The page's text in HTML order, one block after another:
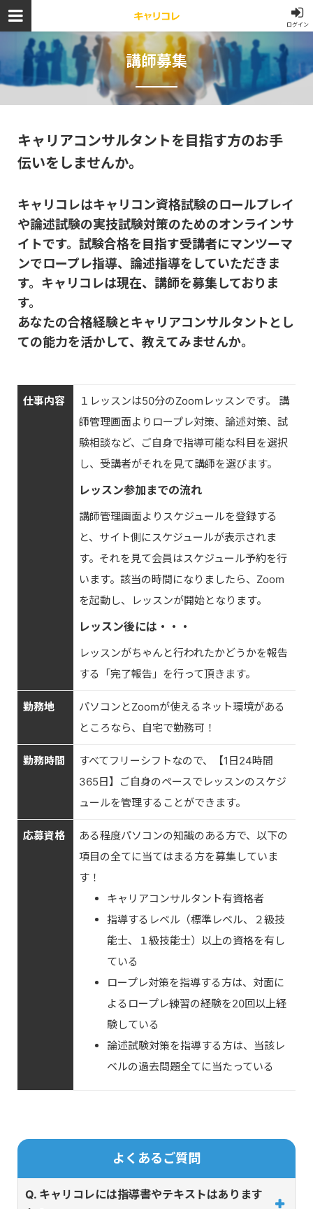
ログイン
講師募集
キャリアコンサルタントを目指す方のお手
伝いをしませんか。
キャリコレはキャリコン資格試験のロールプレイ
や論述試験の実技試験対策のためのオンラインサ
イトです。試験合格を目指す受講者にマンツーマ
ンでロープレ指導、論述指導をしていただきま
す。キャリコレは現在、講師を募集しておりま
す。
あなたの合格経験とキャリアコンサルタントとし
ての能力を活かして、教えてみませんか。
仕事内容
１レッスンは50分のZoomレッスンです。 講
師管理画面よりロープレ対策、論述対策、試
験相談など、ご自身で指導可能な科目を選択
し、受講者がそれを見て講師を選びます。
レッスン参加までの流れ
講師管理画面よりスケジュールを登録する
と、サイト側にスケジュールが表示されま
す。それを見て会員はスケジュール予約を行
います。該当の時間になりましたら、Zoom
を起動し、レッスンが開始となります。
レッスン後には・・・
レッスンがちゃんと行われたかどうかを報告
する「完了報告」を行って頂きます。
勤務地
パソコンとZoomが使えるネット環境がある
ところなら、自宅で勤務可！
勤務時間
すべてフリーシフトなので、【1日24時間
365日】ご自身のペースでレッスンのスケジ
ュールを管理することができます。
応募資格
ある程度パソコンの知識のある方で、以下の
項目の全てに当てはまる方を募集していま
す！
キャリアコンサルタント有資格者
指導するレベル（標準レベル、２級技
能士、１級技能士）以上の資格を有し
ている
ロープレ対策を指導する方は、対面に
よるロープレ練習の経験を20回以上経
験している
論述試験対策を指導する方は、当該レ
ベルの過去問題全てに当たっている
よくあるご質問
Q. キャリコレには指導書やテキストはあります